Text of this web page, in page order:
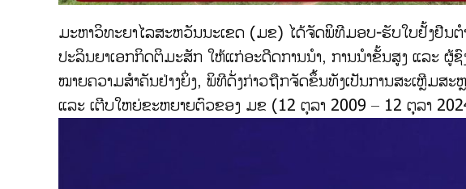
ມະຫາວິທະຍາໄລສະຫວັນນະເຂດ (ມຂ) ໄດ້ຈັດພິທີມອບ-ຮັບໃບຢັ້ງຢືນ
ປະລິນຍາເອກກິດຕິມະສັກ ໃຫ້ແກ່ອະດີດການນຳ, ການນຳຂັ້ນສູງ ແລະ
ໝາຍຄວາມສຳຄັນຢ່າງຍິ່ງ, ພິທີດັ່ງກ່າວຖືກຈັດຂຶ້ນທັງເປັນການສະເຫຼີມສະ
ແລະ ເຕີບໃຫຍ່ຂະຫຍາຍຕົວຂອງ ມຂ (12 ຕຸລາ 2009 – 12 ຕຸລາ